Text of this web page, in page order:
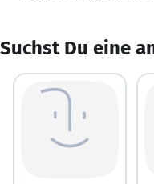
Suchst Du eine